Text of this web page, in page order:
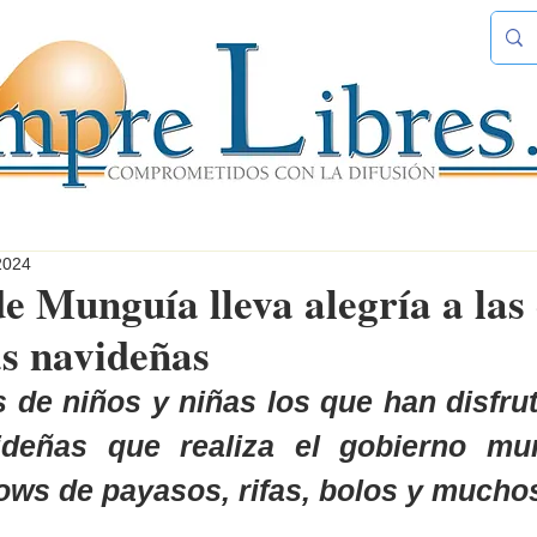
Munguía lleva alegría a las
navideñas
de niños y niñas los que han
que realiza el gobierno
de payasos, rifas, bolos y